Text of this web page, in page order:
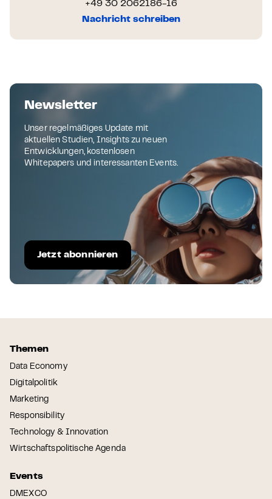
+49 30 2062186-16
Nachricht schreiben
Newsletter
Unser regelmäßiges Update mit
aktuellen Studien, Insights zu neuen
Entwicklungen, kostenlosen
Whitepapers und interessanten Events.
Jetzt abonnieren
Themen
Data Economy
Digitalpolitik
Marketing
Responsibility
Technology & Innovation
Wirtschaftspolitische Agenda
Events
DMEXCO